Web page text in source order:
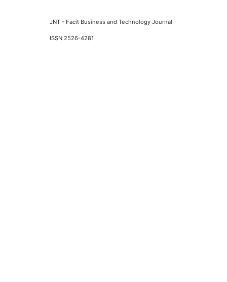
JNT - Facit Business and Technology Journal
ISSN 2526-4281